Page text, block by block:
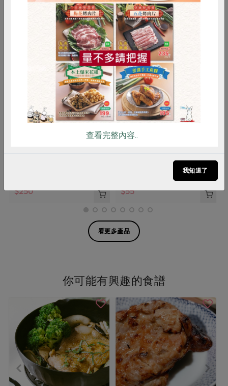
穀盛股份有限公司
$250
穀盛股份有限公司
糯米酢
$55
看更多產品
你可能有興趣的食譜
RPET 食譜 減硝酸鹽
雞蛋 食安 共同購買
查看完整內容..
我知道了